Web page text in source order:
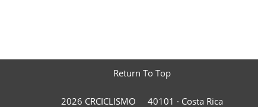
Return To Top
2026 CRCICLISMO 40101 · Costa Rica